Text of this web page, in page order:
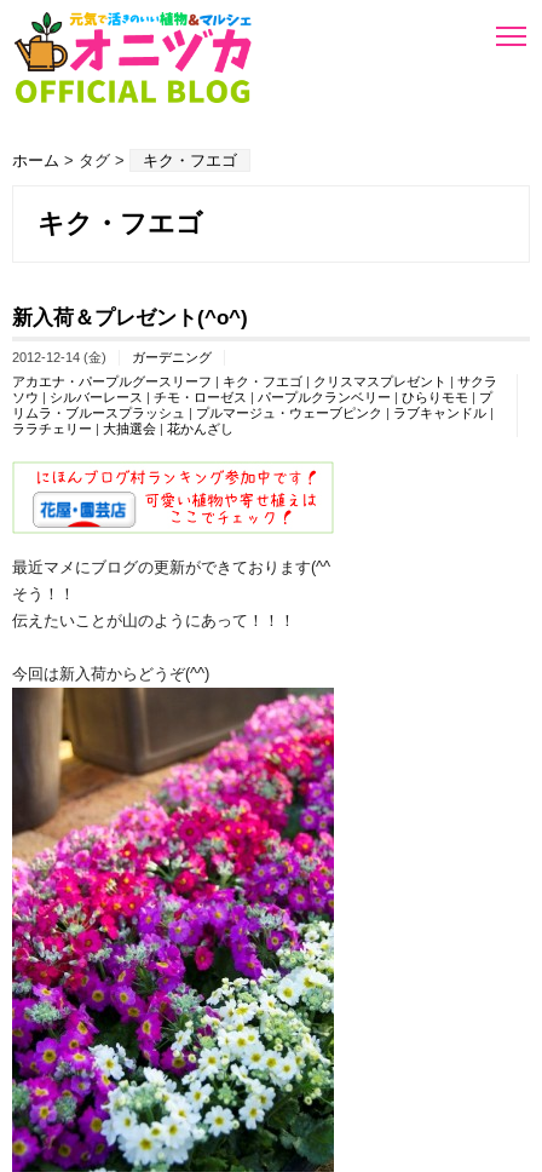
ホーム > タグ > キク・フエゴ
キク・フエゴ
新入荷＆プレゼント(^o^)
2012-12-14 (金)
ガーデニング
アカエナ・パープルグースリーフ | キク・フエゴ | クリスマスプレゼント | サクラ
ソウ | シルバーレース | チモ・ローゼス | パープルクランベリー | ひらりモモ | プ
リムラ・ブルースプラッシュ | プルマージュ・ウェーブピンク | ラブキャンドル |
ララチェリー | 大抽選会 | 花かんざし
最近マメにブログの更新ができております(^^ゞ
そう！！
伝えたいことが山のようにあって！！！
今回は新入荷からどうぞ(^^)